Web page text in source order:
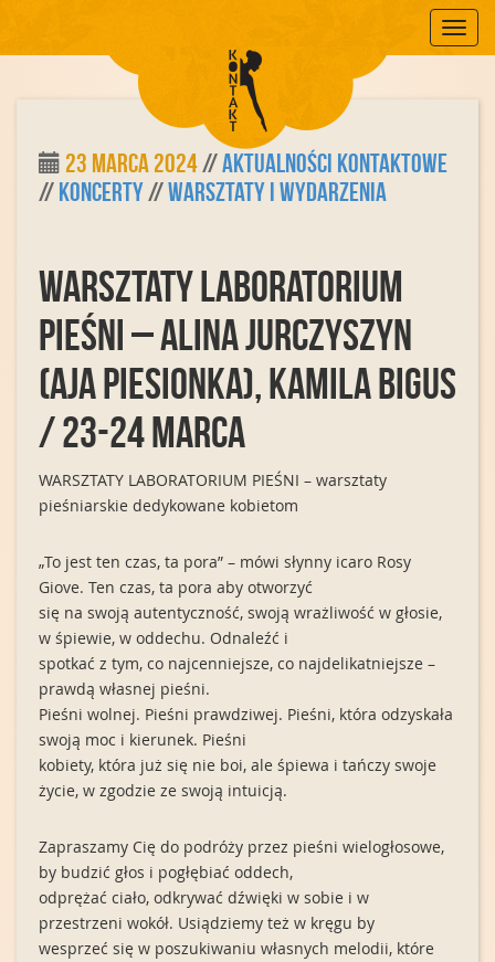
Mobile
23 marca 2024//Aktualności Kontaktowe
//Koncerty//Warsztaty i Wydarzenia
Warsztaty LABORATORIUM
PIEŚNI – Alina Jurczyszyn
(Aja Piesionka), Kamila Bigus
/ 23-24 marca
WARSZTATY LABORATORIUM PIEŚNI – warsztaty
pieśniarskie dedykowane kobietom
„To jest ten czas, ta pora” – mówi słynny icaro Rosy
Giove. Ten czas, ta pora aby otworzyć
się na swoją autentyczność, swoją wrażliwość w głosie,
w śpiewie, w oddechu. Odnaleźć i
spotkać z tym, co najcenniejsze, co najdelikatniejsze –
prawdą własnej pieśni.
Pieśni wolnej. Pieśni prawdziwej. Pieśni, która odzyskała
swoją moc i kierunek. Pieśni
kobiety, która już się nie boi, ale śpiewa i tańczy swoje
życie, w zgodzie ze swoją intuicją.
Zapraszamy Cię do podróży przez pieśni wielogłosowe,
by budzić głos i pogłębiać oddech,
odprężać ciało, odkrywać dźwięki w sobie i w
przestrzeni wokół. Usiądziemy też w kręgu by
wesprzeć się w poszukiwaniu własnych melodii, które